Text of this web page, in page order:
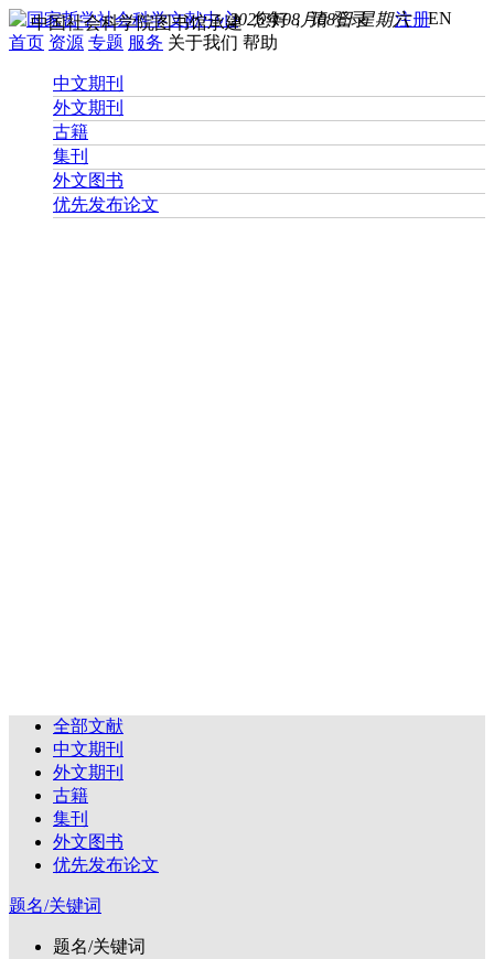
您好， 请登录 注册EN
2026年08月08日 星期六
中国社会科学院图书馆承建
首页 资源 专题 服务 关于我们 帮助
中文期刊
外文期刊
古籍
集刊
外文图书
优先发布论文
全部文献
中文期刊
外文期刊
古籍
集刊
外文图书
优先发布论文
题名/关键词
题名/关键词